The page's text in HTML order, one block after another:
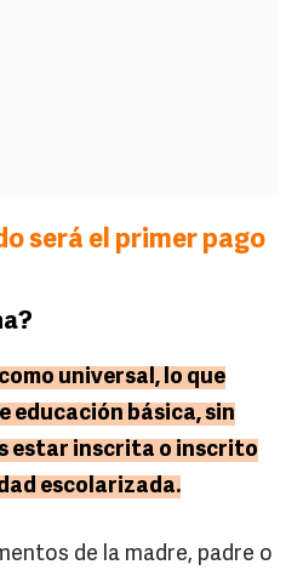
será el primer pago
universal, lo que
educación básica, sin
estar inscrita o inscrito
escolarizada.
de la madre, padre o